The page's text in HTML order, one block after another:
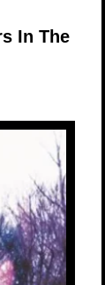
In The